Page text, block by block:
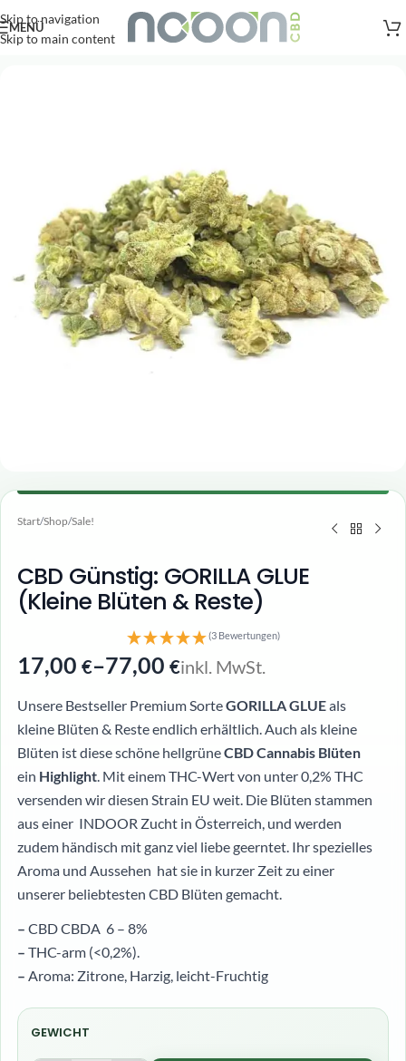
Skip to navigation
Skip to main content
Versandkostenfreie Lieferung nach AT, DE ab
MENÜ
Start/Shop/Sale!
CBD Günstig: GORILLA GLUE
(Kleine Blüten & Reste)
(3 Bewertungen)
17,00 €–77,00 €inkl. MwSt.
Unsere Bestseller Premium SorteGORILLA GLUEals
kleine Blüten & Reste endlich erhältlich. Auch als kleine
Blüten ist diese schöne hellgrüneCBDCannabis Blüten
ein Highlight. Mit einem THC-Wert von unter 0,2% THC
versenden wir diesen Strain EU weit. Die Blüten stammen
aus einer INDOOR Zucht in Österreich, und werden
zudem händisch mit ganz viel liebe geerntet. Ihr spezielles
Aroma und Aussehen hat sie in kurzer Zeit zu einer
unserer beliebtesten CBD Blüten gemacht.
– CBD CBDA 6 – 8%
– THC-arm (<0,2%).
– Aroma: Zitrone, Harzig, leicht-Fruchtig
GEWICHT